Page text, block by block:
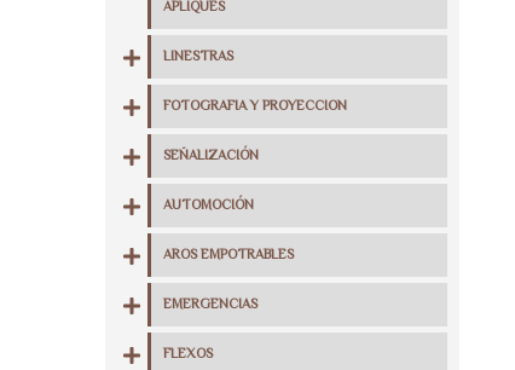
APLIQUES
LINESTRAS
FOTOGRAFIA Y PROYECCION
SEÑALIZACIÓN
AUTOMOCIÓN
AROS EMPOTRABLES
EMERGENCIAS
FLEXOS